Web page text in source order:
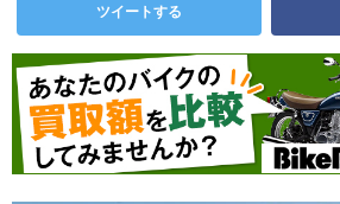
ツイートする